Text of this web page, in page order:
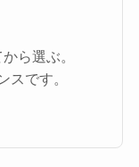
ら選ぶ。
スです。